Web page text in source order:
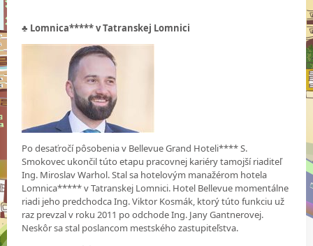
♣ Lomnica***** v Tatranskej Lomnici
Po desaťročí pôsobenia v Bellevue Grand Hoteli**** S.
Smokovec ukončil túto etapu pracovnej kariéry tamojší riaditeľ
Ing. Miroslav Warhol. Stal sa hotelovým manažérom hotela
Lomnica***** v Tatranskej Lomnici. Hotel Bellevue momentálne
riadi jeho predchodca Ing. Viktor Kosmák, ktorý túto funkciu už
raz prevzal v roku 2011 po odchode Ing. Jany Gantnerovej.
Neskôr sa stal poslancom mestského zastupiteľstva.